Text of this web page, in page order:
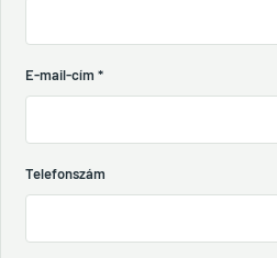
E-mail-cím *
Telefonszám